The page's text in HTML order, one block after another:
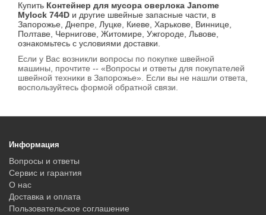
Купить Контейнер для мусора оверлока Janome
Mylock 744D и другие швейные запасные части, в
Запорожье, Днепре, Луцке, Киеве, Харькове, Виннице,
Полтаве, Чернигове, Житомире, Ужгороде, Львове,
ознакомьтесь с условиями доставки.
Если у Вас возникли вопросы по покупке швейной
машины, прочтите -- «Вопросы и ответы для покупателей
швейной техники в Запорожье». Если вы не нашли ответа,
воспользуйтесь формой обратной связи.
Информация
Вопросы и ответы
Сервис и гарантия
О нас
Доставка и оплата
Пользовательское соглашение